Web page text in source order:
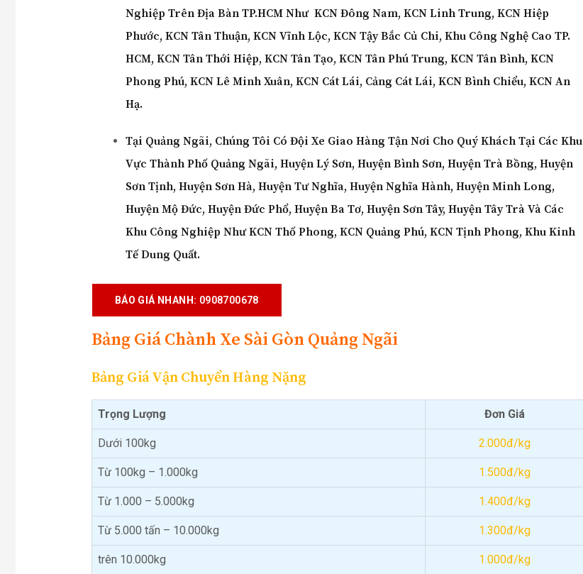
Nghiệp Trên Địa Bàn TP.HCM Như KCN Đông Nam, KCN Linh Trung, KCN Hiệp
Phước, KCN Tân Thuận, KCN Vĩnh Lộc, KCN Tậy Bắc Củ Chi, Khu Công Nghệ Cao TP.
HCM, KCN Tân Thới Hiệp, KCN Tân Tạo, KCN Tân Phú Trung, KCN Tân Bình, KCN
Phong Phú, KCN Lê Minh Xuân, KCN Cát Lái, Cảng Cát Lái, KCN Bình Chiểu, KCN An
Hạ.
Tại Quảng Ngãi, Chúng Tôi Có Đội Xe Giao Hàng Tận Nơi Cho Quý Khách Tại Các Khu
Vực Thành Phố Quảng Ngãi, Huyện Lý Sơn, Huyện Bình Sơn, Huyện Trà Bồng, Huyện
Sơn Tịnh, Huyện Sơn Hà, Huyện Tư Nghĩa, Huyện Nghĩa Hành, Huyện Minh Long,
Huyện Mộ Đức, Huyện Đức Phổ, Huyện Ba Tơ, Huyện Sơn Tây, Huyện Tây Trà Và Các
Khu Công Nghiệp NhưKCN Thố Phong, KCN Quảng Phú, KCN Tịnh Phong, Khu Kinh
Tế Dung Quất.
BÁO GIÁ NHANH : 0908700678
Bảng Giá Chành Xe Sài Gòn Quảng Ngãi
Bảng Giá Vận Chuyển Hàng Nặng
Trọng Lượng Đơn Giá
Dưới 100kg 2.000đ/kg
Từ 100kg – 1.000kg 1.500đ/kg
Từ 1.000 – 5.000kg 1.400đ/kg
Từ 5.000 tấn – 10.000kg 1.300đ/kg
trên 10.000kg 1.000đ/kg